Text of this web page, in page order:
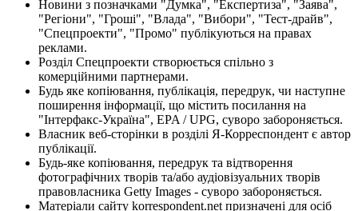
Новини з позначками "Думка", "Експертиза", "Заява",
"Регіони", "Гроші", "Влада", "Вибори", "Тест-драйв",
"Спецпроекти", "Промо" публікуються на правах
реклами.
Розділ Спецпроекти створюється спільно з
комерційними партнерами.
Будь яке копіювання, публікація, передрук, чи наступне
поширення інформації, що містить посилання на
"Інтерфакс-Україна", EPA / UPG, суворо забороняється.
Власник веб-сторінки в розділі Я-Корреспондент є автор
публікації.
Будь-яке копіювання, передрук та відтворення
фотографічних творів та/або аудіовізуальних творів
правовласника Getty Images - суворо забороняється.
Матеріали сайту korrespondent.net призначені для осіб